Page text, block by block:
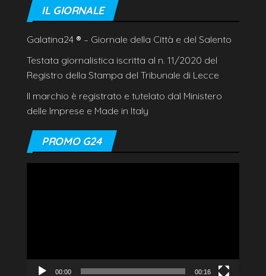
IL GIORNALE
Galatina24 ® – Giornale della Città e del Salento
Testata giornalistica iscritta al n. 11/2020 del
Registro della Stampa del Tribunale di Lecce
Il marchio è registrato e tutelato dal Ministero
delle Imprese e Made in Italy
PROMO G24
00:00 00:16